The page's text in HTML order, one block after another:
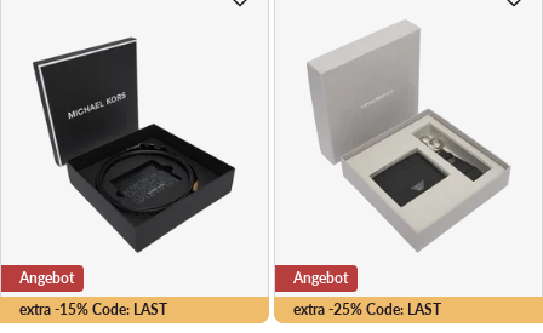
extra -15% Code: LAST
Angebot
extra -25% Code: LAST
Angebot